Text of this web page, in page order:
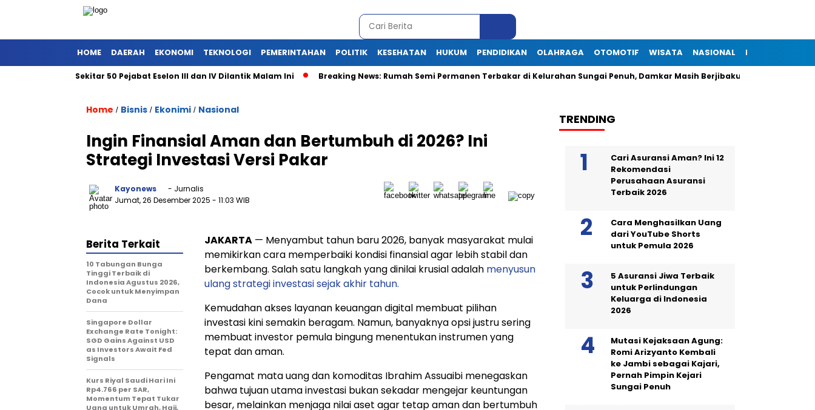
HOME DAERAH EKONOMI TEKNOLOGI PEMERINTAHAN POLITIK KESEHATAN HUKUM PENDIDIKAN OLAHRAGA OTOMOTIF WISATA NASIONAL INTERNASIONAL
Besaran, Sekitar 50 Pejabat Eselon III dan IV Dilantik Malam Ini Breaking News: Rumah Semi Permanen Terbakar di Kelurahan Sungai Penuh, Damkar Masih Berjibaku Padamkan Api
Home / Bisnis / Ekonimi / Nasional
Ingin Finansial Aman dan Bertumbuh di 2026? Ini
Strategi Investasi Versi Pakar
Kayonews
- Jurnalis
Jumat, 26 Desember 2025 - 11:03 WIB
JAKARTA — Menyambut tahun baru 2026, banyak masyarakat mulai
memikirkan cara memperbaiki kondisi finansial agar lebih stabil dan
berkembang. Salah satu langkah yang dinilai krusial adalah menyusun
ulang strategi investasi sejak akhir tahun.
Kemudahan akses layanan keuangan digital membuat pilihan
investasi kini semakin beragam. Namun, banyaknya opsi justru sering
membuat investor pemula bingung menentukan instrumen yang
tepat dan aman.
Pengamat mata uang dan komoditas Ibrahim Assuaibi menegaskan
bahwa tujuan utama investasi bukan sekadar mengejar keuntungan
besar, melainkan menjaga nilai aset agar tetap aman dan bertumbuh
Berita Terkait
10 Tabungan Bunga
Tinggi Terbaik di
Indonesia Agustus 2026,
Cocok untuk Menyimpan
Dana
Singapore Dollar
Exchange Rate Tonight:
SGD Gains Against USD
as Investors Await Fed
Signals
Kurs Riyal Saudi Hari Ini
Rp4.766 per SAR,
Momentum Tepat Tukar
Uang untuk Umrah, Haji,
TRENDING
Cari Asuransi Aman? Ini 12
Rekomendasi
Perusahaan Asuransi
Terbaik 2026
Cara Menghasilkan Uang
dari YouTube Shorts
untuk Pemula 2026
5 Asuransi Jiwa Terbaik
untuk Perlindungan
Keluarga di Indonesia
2026
Mutasi Kejaksaan Agung:
Romi Arizyanto Kembali
ke Jambi sebagai Kajari,
Pernah Pimpin Kejari
Sungai Penuh